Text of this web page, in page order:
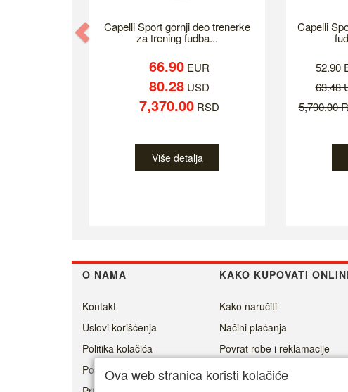
Capelli Sport gornji deo trenerke
za trening fudba...
66.90EUR
80.28USD
7,370.00RSD
Više detalja
Capelli
52.90
63.48
5,790.00
Previous
O NAMA KAKO KUPOVATI
Kontakt
Uslovi korišćenja
Politika kolačića
Politika privatnosti
Kako naručiti
Načini plaćanja
Povrat robe i reklamacije
Isporuka
Ova web stranica koristi kolačiće